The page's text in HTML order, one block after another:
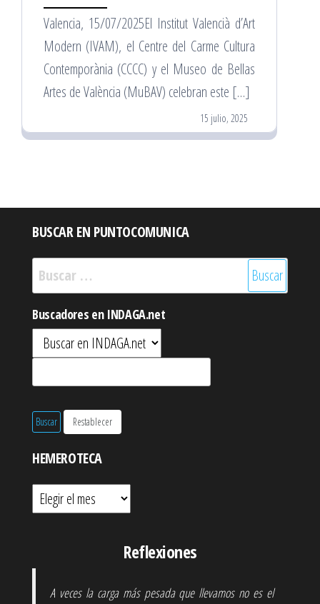
Valencia, 15/07/2025El Institut Valencià d’Art
Modern (IVAM), el Centre del Carme Cultura
Contemporània (CCCC) y el Museo de Bellas
Artes de València (MuBAV) celebran este […]
15 julio, 2025
BUSCAR EN PUNTOCOMUNICA
Buscar:
Buscadores en INDAGA.net
HEMEROTECA
Hemeroteca
Reflexiones
A veces la carga más pesada que llevamos no es el